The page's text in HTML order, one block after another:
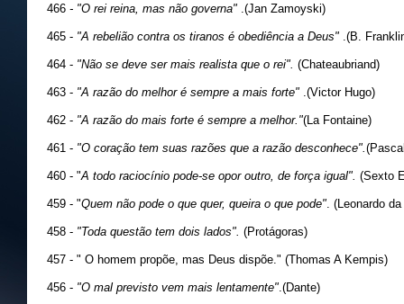
466 - "O rei reina, mas não governa" .(Jan Zamoyski)
465 - "A rebelião contra os tiranos é obediência a Deus" .(B.
464 - "Não se deve ser mais realista que o rei". (Chateaubriand)
463 - "A razão do melhor é sempre a mais forte" .(Victor Hugo)
462 - "A razão do mais forte é sempre a melhor."(La Fontaine)
461 - "O coração tem suas razões que a razão desconhece".
460 - "A todo raciocínio pode-se opor outro, de força igual". (Sexto
459 - "Quem não pode o que quer, queira o que pode" . (Leonardo
458 - "Toda questão tem dois lados". (Protágoras)
457 - " O homem propõe, mas Deus dispõe." (Thomas A Kempis)
456 - "O mal previsto vem mais lentamente" .(Dante)